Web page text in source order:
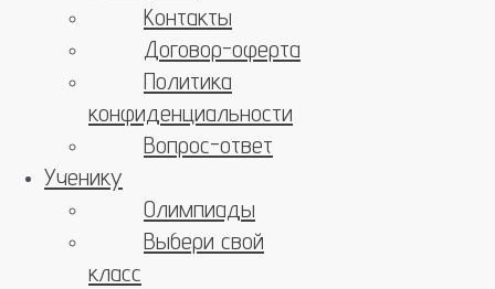
Контакты
Договор-оферта
Политика
конфиденциальности
Вопрос-ответ
Ученику
Олимпиады
Выбери свой
класс